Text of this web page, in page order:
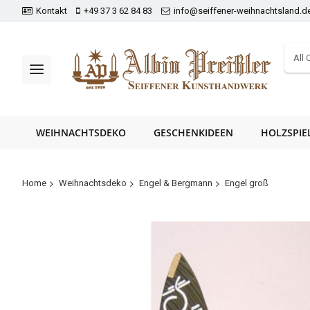
Kontakt +49 37 3 62 84 83 info@seiffener-
All
WEIHNACHTSDEKO GESCHENKIDEEN
Home Weihnachtsdeko Engel & Bergmann Engel groß